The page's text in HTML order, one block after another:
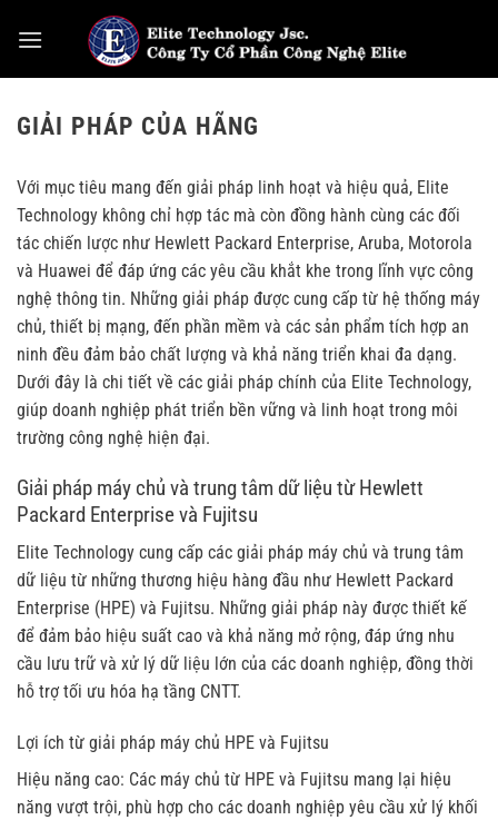
qua
GIẢI PHÁP CỦA HÃNG
Với mục tiêu mang đến giải pháp linh hoạt và hiệu quả, Elite
Technology không chỉ hợp tác mà còn đồng hành cùng các đối
tác chiến lược như Hewlett Packard Enterprise, Aruba, Motorola
và Huawei để đáp ứng các yêu cầu khắt khe trong lĩnh vực công
nghệ thông tin. Những giải pháp được cung cấp từ hệ thống máy
chủ, thiết bị mạng, đến phần mềm và các sản phẩm tích hợp an
ninh đều đảm bảo chất lượng và khả năng triển khai đa dạng.
Dưới đây là chi tiết về các giải pháp chính của Elite Technology,
giúp doanh nghiệp phát triển bền vững và linh hoạt trong môi
trường công nghệ hiện đại.
Giải pháp máy chủ và trung tâm dữ liệu từ Hewlett
Packard Enterprise và Fujitsu
Elite Technology cung cấp các giải pháp máy chủ và trung tâm
dữ liệu từ những thương hiệu hàng đầu như Hewlett Packard
Enterprise (HPE) và Fujitsu. Những giải pháp này được thiết kế
để đảm bảo hiệu suất cao và khả năng mở rộng, đáp ứng nhu
cầu lưu trữ và xử lý dữ liệu lớn của các doanh nghiệp, đồng thời
hỗ trợ tối ưu hóa hạ tầng CNTT.
Lợi ích từ giải pháp máy chủ HPE và Fujitsu
Hiệu năng cao: Các máy chủ từ HPE và Fujitsu mang lại hiệu
năng vượt trội, phù hợp cho các doanh nghiệp yêu cầu xử lý khối